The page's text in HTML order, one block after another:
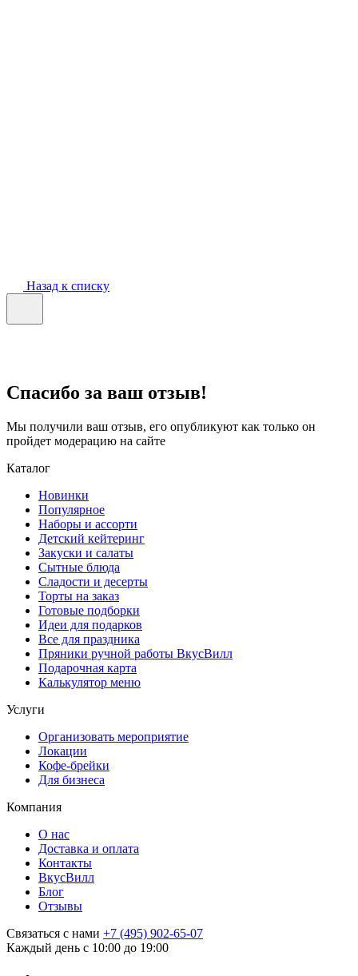
Назад к списку
Спасибо за ваш отзыв!
Мы получили ваш отзыв, его опубликуют как только он
пройдет модерацию на сайте
Каталог
Новинки
Популярное
Наборы и ассорти
Детский кейтеринг
Закуски и салаты
Сытные блюда
Сладости и десерты
Торты на заказ
Готовые подборки
Идеи для подарков
Все для праздника
Пряники ручной работы ВкусВилл
Подарочная карта
Калькулятор меню
Услуги
Организовать мероприятие
Локации
Кофе-брейки
Для бизнеса
Компания
О нас
Доставка и оплата
Контакты
ВкусВилл
Блог
Отзывы
Связаться с нами +7 (495) 902-65-07
Каждый день с 10:00 до 19:00